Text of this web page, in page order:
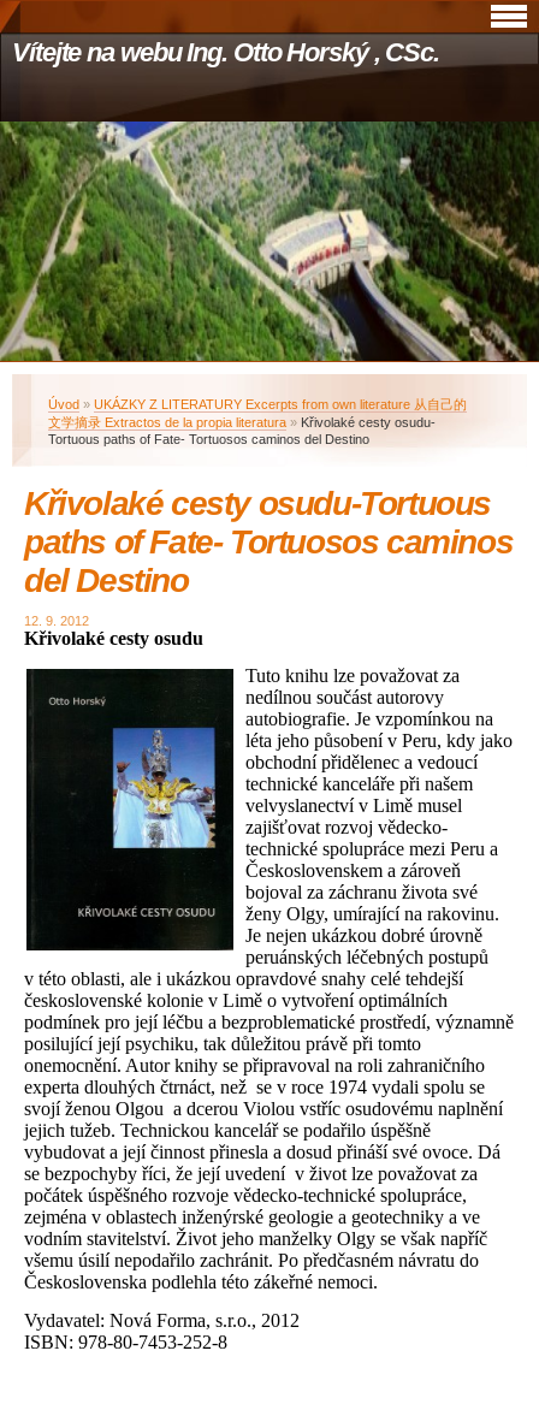
Vítejte na webu Ing. Otto Horský , CSc.
Úvod » UKÁZKY Z LITERATURY Excerpts from own literature 从自己的
文学摘录 Extractos de la propia literatura » Křivolaké cesty osudu-
Tortuous paths of Fate- Tortuosos caminos del Destino
Křivolaké cesty osudu-Tortuous
paths of Fate- Tortuosos caminos
del Destino
12. 9. 2012
Křivolaké cesty osudu
Tuto knihu lze považovat za
nedílnou součást autorovy
autobiografie. Je vzpomínkou na
léta jeho působení v Peru, kdy jako
obchodní přidělenec a vedoucí
technické kanceláře při našem
velvyslanectví v Limě musel
zajišťovat rozvoj vědecko-
technické spolupráce mezi Peru a
Československem a zároveň
bojoval za záchranu života své
ženy Olgy, umírající na rakovinu.
Je nejen ukázkou dobré úrovně
peruánských léčebných postupů
v této oblasti, ale i ukázkou opravdové snahy celé tehdejší
československé kolonie v Limě o vytvoření optimálních
podmínek pro její léčbu a bezproblematické prostředí, významně
posilující její psychiku, tak důležitou právě při tomto
onemocnění. Autor knihy se připravoval na roli zahraničního
experta dlouhých čtrnáct, než se v roce 1974 vydali spolu se
svojí ženou Olgou a dcerou Violou vstříc osudovému naplnění
jejich tužeb. Technickou kancelář se podařilo úspěšně
vybudovat a její činnost přinesla a dosud přináší své ovoce. Dá
se bezpochyby říci, že její uvedení v život lze považovat za
počátek úspěšného rozvoje vědecko-technické spolupráce,
zejména v oblastech inženýrské geologie a geotechniky a ve
vodním stavitelství. Život jeho manželky Olgy se však napříč
všemu úsilí nepodařilo zachránit. Po předčasném návratu do
Československa podlehla této zákeřné nemoci.
Vydavatel: Nová Forma, s.r.o., 2012
ISBN: 978-80-7453-252-8